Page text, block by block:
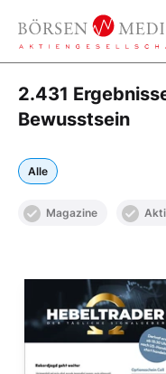
2.431
Bewusstsein
Alle
Magazine